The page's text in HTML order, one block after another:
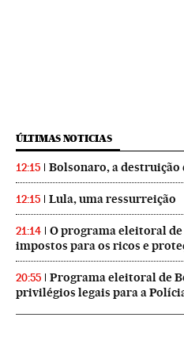
ÚLTIMAS NOTICIAS
12:15 Bolsonaro, a
12:15 Lula, uma ressurreição
21:14
O programa eleitoral de
impostos para os ricos e
20:55
Programa eleitoral de
privilégios legais para a